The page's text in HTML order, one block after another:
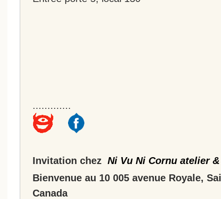
.............
Invitation chez Ni Vu Ni Cornu atelier
Bienvenue au 10 005 avenue Royale,
Canada